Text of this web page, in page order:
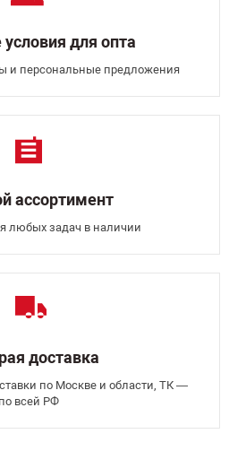
для опта
и персональные предложения
ассортимент
любых задач в наличии
доставка
по Москве и области, ТК —
по всей РФ